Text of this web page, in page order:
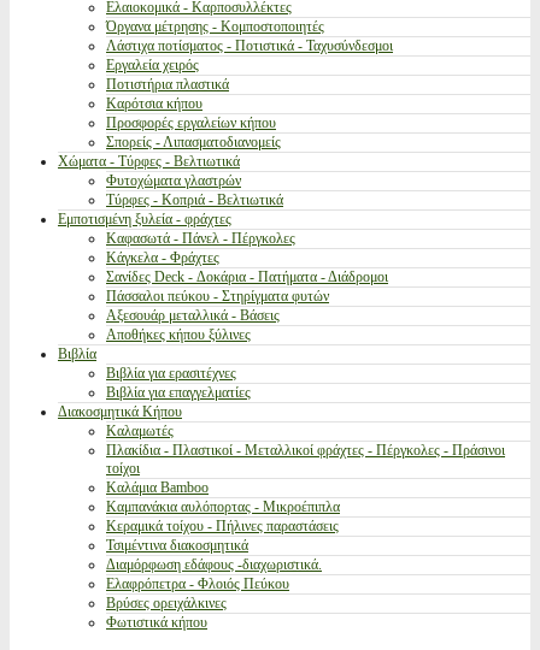
Ελαιοκομικά - Καρποσυλλέκτες
Όργανα μέτρησης - Κομποστοποιητές
Λάστιχα ποτίσματος - Ποτιστικά - Ταχυσύνδεσμοι
Εργαλεία χειρός
Ποτιστήρια πλαστικά
Καρότσια κήπου
Προσφορές εργαλείων κήπου
Σπορείς - Λιπασματοδιανομείς
Χώματα - Τύρφες - Βελτιωτικά
Φυτοχώματα γλαστρών
Τύρφες - Κοπριά - Βελτιωτικά
Εμποτισμένη ξυλεία - φράχτες
Καφασωτά - Πάνελ - Πέργκολες
Κάγκελα - Φράχτες
Σανίδες Deck - Δοκάρια - Πατήματα - Διάδρομοι
Πάσσαλοι πεύκου - Στηρίγματα φυτών
Αξεσουάρ μεταλλικά - Βάσεις
Αποθήκες κήπου ξύλινες
Βιβλία
Βιβλία για ερασιτέχνες
Βιβλία για επαγγελματίες
Διακοσμητικά Κήπου
Καλαμωτές
Πλακίδια - Πλαστικοί - Μεταλλικοί φράχτες - Πέργκολες - Πράσινοι
τοίχοι
Καλάμια Bamboo
Καμπανάκια αυλόπορτας - Μικροέπιπλα
Κεραμικά τοίχου - Πήλινες παραστάσεις
Τσιμέντινα διακοσμητικά
Διαμόρφωση εδάφους -διαχωριστικά.
Ελαφρόπετρα - Φλοιός Πεύκου
Βρύσες ορειχάλκινες
Φωτιστικά κήπου